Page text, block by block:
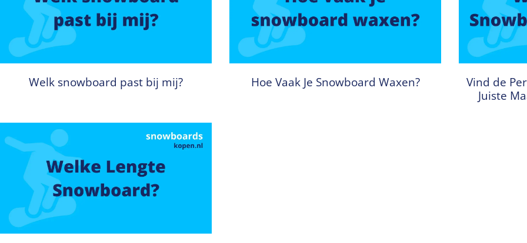
Welk snowboard past bij mij? Hoe Vaak Je Snowboard Waxen?
Vind de
Juiste